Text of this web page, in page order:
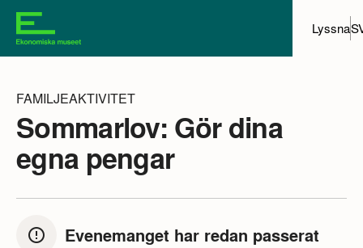
Lyssna
FAMILJEAKTIVITET
Sommarlov: Gör dina
egna pengar
Evenemanget har redan passerat